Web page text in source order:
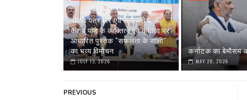
वरिष्ठ पत्रकार एवं समाजसेवी डॉ.
केशव पांडे के व्यक्तित्व एवं कृतित्व पर
आधारित पुस्तक "सफलता के साक्षी"
का भव्य विमोचन
JULY 13, 2026
कर्नाटक का बेमौसम
MAY 28, 2026
PREVIOUS